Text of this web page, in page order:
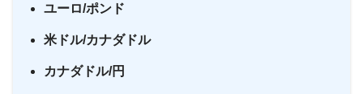
ユーロ/ポンド
米ドル/カナダドル
カナダドル/円